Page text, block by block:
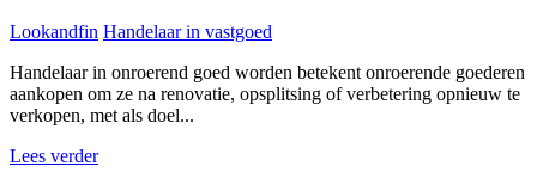
Lookandfin Handelaar in vastgoed
Handelaar in onroerend goed worden betekent onroerende goederen
aankopen om ze na renovatie, opsplitsing of verbetering opnieuw te
verkopen, met als doel...
Lees verder